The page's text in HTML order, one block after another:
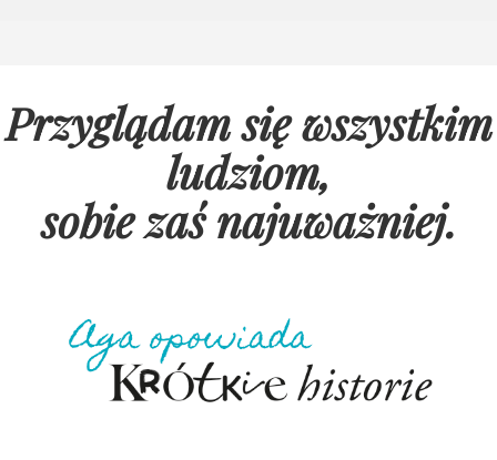
Przyglądam się wszystkim
ludziom,
sobie zaś najuważniej.